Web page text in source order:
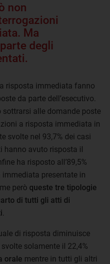
non
Ma
degli
risposta immediata fanno
da parte dell’esecutivo.
sottrarsi alle domande poste
a risposta immediata in
svolte nel 93,7% dei casi
hanno avuto risposta il
ha risposto all’89,5%
presentate in
però queste tre tipologie
di tutti gli atti di
di risposta diminuisce
solamente il 22,4%
orale mentre in tutti gli altri